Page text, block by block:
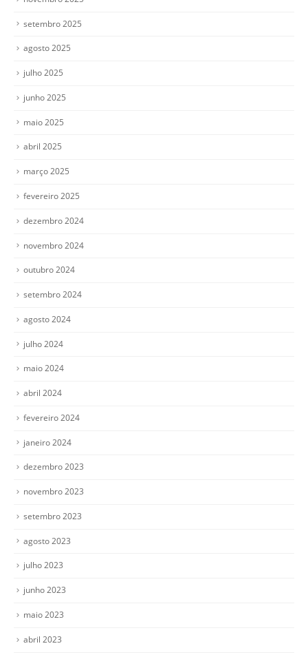
setembro 2025
agosto 2025
julho 2025
junho 2025
maio 2025
abril 2025
março 2025
fevereiro 2025
dezembro 2024
novembro 2024
outubro 2024
setembro 2024
agosto 2024
julho 2024
maio 2024
abril 2024
fevereiro 2024
janeiro 2024
dezembro 2023
novembro 2023
setembro 2023
agosto 2023
julho 2023
junho 2023
maio 2023
abril 2023